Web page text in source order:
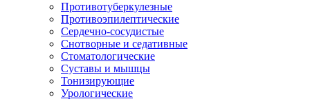
Противотуберкулезные
Противоэпилептические
Сердечно-сосудистые
Снотворные и седативные
Стоматологические
Суставы и мышцы
Тонизирующие
Урологические